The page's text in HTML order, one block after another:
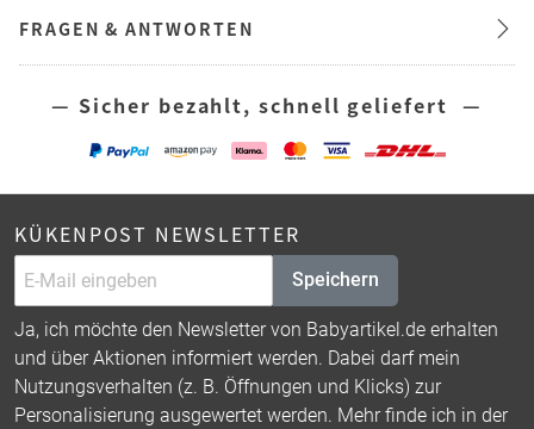
FRAGEN & ANTWORTEN
— Sicher bezahlt, schnell geliefert —
KÜKENPOST NEWSLETTER
Speichern
Ja, ich möchte den Newsletter von Babyartikel.de erhalten
und über Aktionen informiert werden. Dabei darf mein
Nutzungsverhalten (z. B. Öffnungen und Klicks) zur
Personalisierung ausgewertet werden. Mehr finde ich in der